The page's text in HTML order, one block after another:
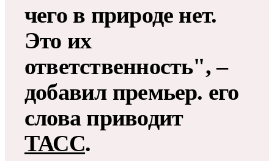
чего в природе нет.
Это их
ответственность", –
добавил премьер. его
слова приводит
ТАСС.